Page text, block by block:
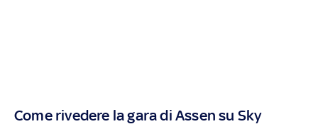
Come rivedere la gara di Assen su Sky